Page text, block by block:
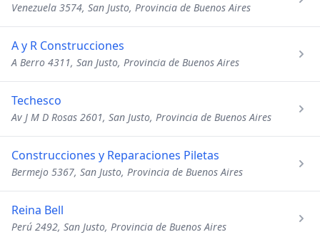
Venezuela 3574, San Justo, Provincia de Buenos Aires
A y R Construcciones
A Berro 4311, San Justo, Provincia de Buenos Aires
Techesco
Av J M D Rosas 2601, San Justo, Provincia de Buenos Aires
Construcciones y Reparaciones Piletas
Bermejo 5367, San Justo, Provincia de Buenos Aires
Reina Bell
Perú 2492, San Justo, Provincia de Buenos Aires